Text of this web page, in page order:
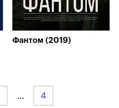
Фантом (2019)
... 4